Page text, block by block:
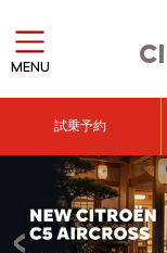
MENU
試乗予約